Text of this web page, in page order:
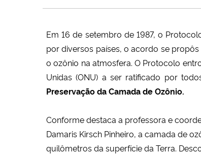
Em 16 de setembro de 1987, o
por diversos países, o acordo se
o ozônio na atmosfera. O Protocolo
Unidas (ONU) a ser ratificado por
Preservação da Camada de Ozônio.
Conforme destaca a professora e
Damaris Kirsch Pinheiro, a camada de
quilômetros da superfície da Terra.